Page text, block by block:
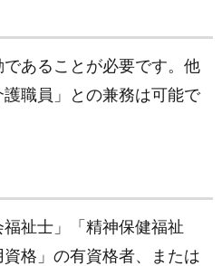
あることが必要です。他
職員」との兼務は可能で
祉士」「精神保健福祉
格」の有資格者、または